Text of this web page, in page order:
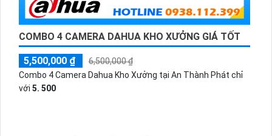
COMBO 4 CAMERA DAHUA KHO XƯỞNG GIÁ TỐT
5,500,000 ₫
6,500,000 ₫
Combo 4 Camera Dahua Kho Xưởng tại An Thành Phát chỉ
với 5. 500